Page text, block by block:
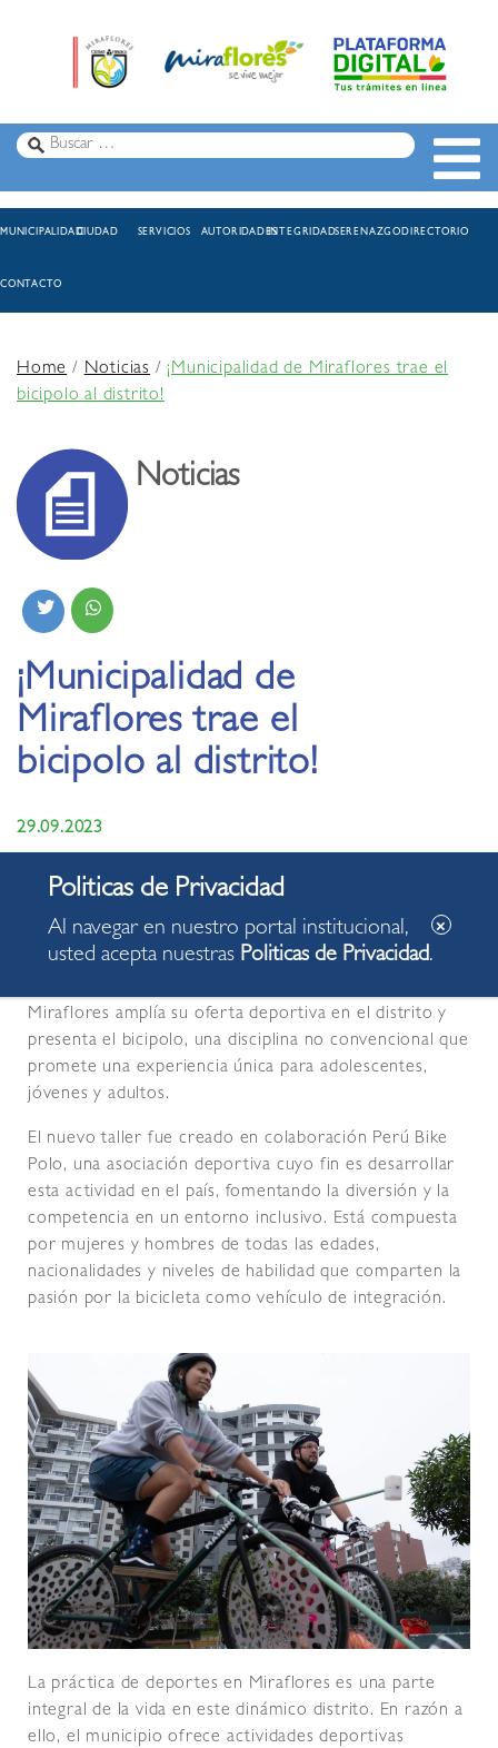
MUNICIPALIDADCIUDAD SERVICIOS AUTORIDADESINTEGRIDADSERENAZGODIRECTORIO
CONTACTO
Home/Noticias / ¡Municipalidad de Miraflores trae el
bicipolo al distrito!
Noticias
¡Municipalidad de
Miraflores trae el
bicipolo al distrito!
29.09.2023
Nuevo taller gratuito llega a vecinos y visitantes
que buscan desafiar los límites deportivos.
Miraflores amplía su oferta deportiva en el distrito y
presenta el bicipolo, una disciplina no convencional que
promete una experiencia única para adolescentes,
jóvenes y adultos.
El nuevo taller fue creado en colaboración Perú Bike
Polo, una asociación deportiva cuyo fin es desarrollar
esta actividad en el país, fomentando la diversión y la
competencia en un entorno inclusivo. Está compuesta
por mujeres y hombres de todas las edades,
nacionalidades y niveles de habilidad que comparten la
pasión por la bicicleta como vehículo de integración.
La práctica de deportes en Miraflores es una parte
integral de la vida en este dinámico distrito. En razón a
ello, el municipio ofrece actividades deportivas
Al navegar en nuestro portal institucional,
usted acepta nuestras Politicas de Privacidad.